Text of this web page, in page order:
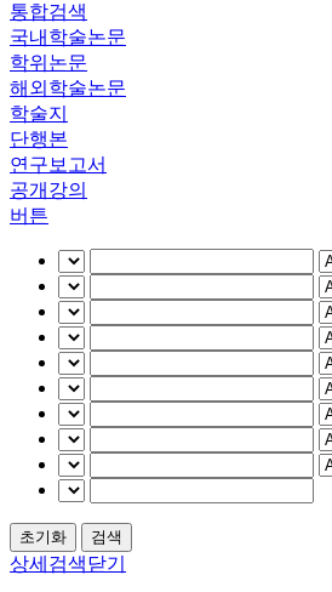
통합검색
국내학술논문
학위논문
해외학술논문
학술지
단행본
연구보고서
공개강의
버튼
상세검색닫기